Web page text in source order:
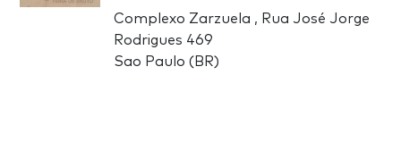
Complexo Zarzuela , Rua José Jorge
Rodrigues 469
Sao Paulo (BR)